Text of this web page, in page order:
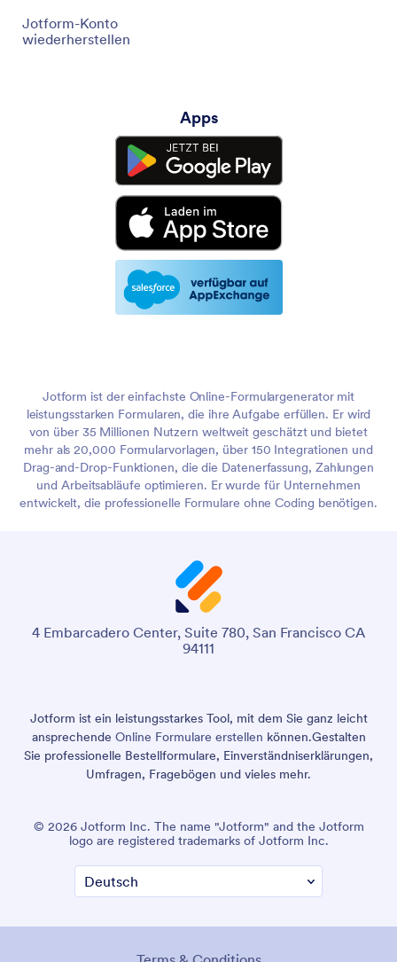
Jotform-Konto
wiederherstellen
Apps
Jotform ist der einfachste Online-Formulargenerator mit
leistungsstarken Formularen, die ihre Aufgabe erfüllen. Er wird
von über 35 Millionen Nutzern weltweit geschätzt und bietet
mehr als 20,000 Formularvorlagen, über 150 Integrationen und
Drag-and-Drop-Funktionen, die die Datenerfassung, Zahlungen
und Arbeitsabläufe optimieren. Er wurde für Unternehmen
entwickelt, die professionelle Formulare ohne Coding benötigen.
4 Embarcadero Center, Suite 780, San Francisco CA
94111
Jotform ist ein leistungsstarkes Tool, mit dem Sie ganz leicht
ansprechende Online Formulare erstellen können.Gestalten
Sie professionelle Bestellformulare, Einverständniserklärungen,
Umfragen, Fragebögen und vieles mehr.
© 2026 Jotform Inc. The name "Jotform" and the Jotform
logo are registered trademarks of Jotform Inc.